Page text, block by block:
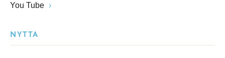
You Tube
NYTTA